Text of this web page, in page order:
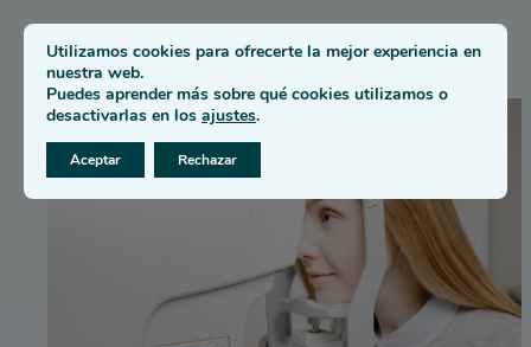
Utilizamos cookies para ofrecerte la mejor experiencia en
nuestra web.
Puedes aprender más sobre qué cookies utilizamos o
desactivarlas en los ajustes.
Aceptar Rechazar